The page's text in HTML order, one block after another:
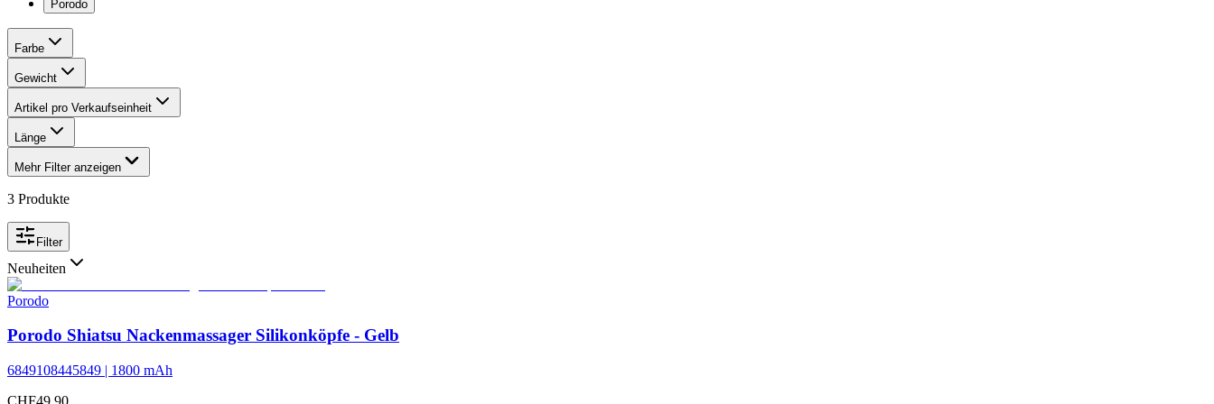
Porodo
Farbe
Gewicht
Artikel pro Verkaufseinheit
Länge
Mehr Filter anzeigen
3 Produkte
Filter
Neuheiten
Porodo
Porodo Shiatsu Nackenmassager Silikonköpfe - Gelb
6849108445849 | 1800 mAh
CHF49.90